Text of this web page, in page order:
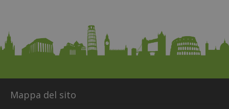
Mappa del sito